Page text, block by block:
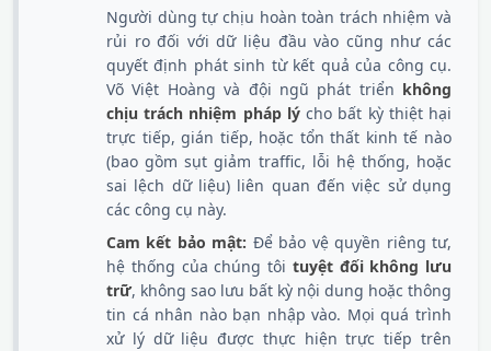
Người dùng tự chịu hoàn toàn trách nhiệm và
rủi ro đối với dữ liệu đầu vào cũng như các
quyết định phát sinh từ kết quả của công cụ.
Võ Việt Hoàng và đội ngũ phát triển không
chịu trách nhiệm pháp lýcho bất kỳ thiệt hại
trực tiếp, gián tiếp, hoặc tổn thất kinh tế nào
(bao gồm sụt giảm traffic, lỗi hệ thống, hoặc
sai lệch dữ liệu) liên quan đến việc sử dụng
các công cụ này.
Cam kết bảo mật: Để bảo vệ quyền riêng tư,
hệ thống của chúng tôi tuyệt đối không lưu
trữ, không sao lưu bất kỳ nội dung hoặc thông
tin cá nhân nào bạn nhập vào. Mọi quá trình
xử lý dữ liệu được thực hiện trực tiếp trên